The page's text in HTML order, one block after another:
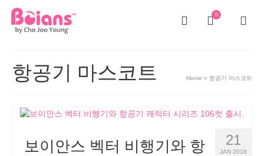
0
항공기 마스코트 Home » 항공기 마스코트
21
JAN 2018
보이안스 벡터 비행기와 항